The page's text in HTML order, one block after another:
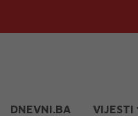
DNEVNI.BA VIJESTI